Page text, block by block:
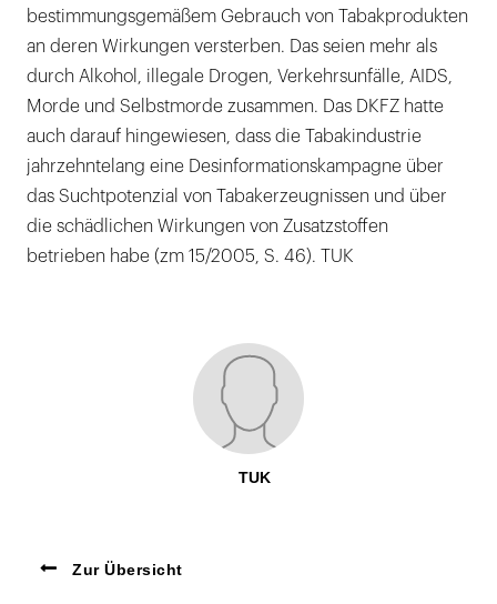
bestimmungsgemäßem Gebrauch von Tabakprodukten
an deren Wirkungen versterben. Das seien mehr als
durch Alkohol, illegale Drogen, Verkehrsunfälle, AIDS,
Morde und Selbstmorde zusammen. Das DKFZ hatte
auch darauf hingewiesen, dass die Tabakindustrie
jahrzehntelang eine Desinformationskampagne über
das Suchtpotenzial von Tabakerzeugnissen und über
die schädlichen Wirkungen von Zusatzstoffen
betrieben habe (zm 15/2005, S. 46). TUK
TUK
Zur Übersicht